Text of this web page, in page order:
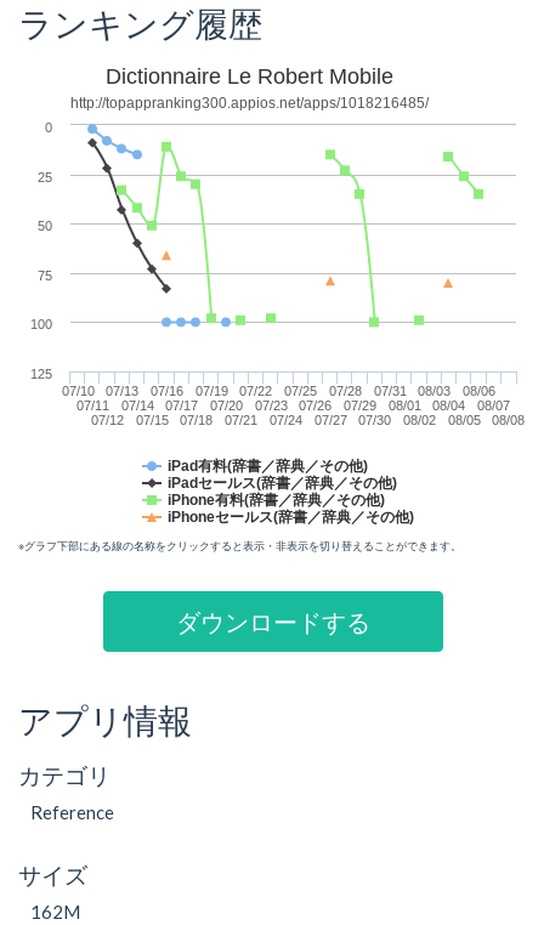
ランキング履歴
Dictionnaire Le Robert Mobile
http://topappranking300.appios.net/apps/1018216485/
iPad有料(辞書／辞典／その他)
iPadセールス(辞書／辞典／その他)
iPhone有料(辞書／辞典／その他)
iPhoneセールス(辞書／辞典／その他)
07/10
07/11
07/12
07/13
07/14
07/15
07/16
07/17
07/18
07/19
07/20
07/21
07/22
07/23
07/24
07/25
07/26
07/27
07/28
07/29
07/30
07/31
08/01
08/02
08/03
08/04
08/05
08/06
08/07
08/08
0
100
25
50
75
125
※グラフ下部にある線の名称をクリックすると表示・非表示を切り替えることができます。
ダウンロードする
アプリ情報
カテゴリ
Reference
サイズ
162M